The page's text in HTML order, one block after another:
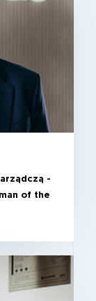
-
of the